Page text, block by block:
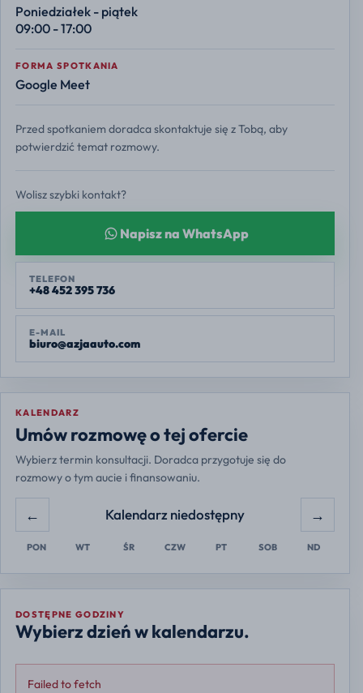
Poniedziałek - piątek
09:00 - 17:00
FORMA SPOTKANIA
Google Meet
Przed spotkaniem doradca skontaktuje się z Tobą, aby
potwierdzić temat rozmowy.
Wolisz szybki kontakt?
Napisz na WhatsApp
TELEFON
+48 452 395 736
E-MAIL
biuro@azjaauto.com
KALENDARZ
Umów rozmowę o tej ofercie
Wybierz termin konsultacji. Doradca przygotuje się do
rozmowy o tym aucie i finansowaniu.
Europe/Warsaw
← Kalendarz niedostępny →
PON WT ŚR CZW PT SOB ND
DOSTĘPNE GODZINY
Wybierz dzień w kalendarzu.
Failed to fetch